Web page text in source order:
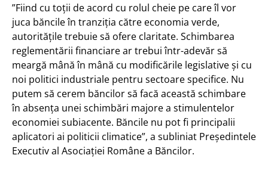
”Fiind cu toții de acord cu rolul cheie pe care îl vor
juca băncile în tranziția către economia verde,
autoritățile trebuie să ofere claritate. Schimbarea
reglementării financiare ar trebui într-adevăr să
meargă mână în mână cu modificările legislative și cu
noi politici industriale pentru sectoare specifice. Nu
putem să cerem băncilor să facă această schimbare
în absența unei schimbări majore a stimulentelor
economiei subiacente. Băncile nu pot fi principalii
aplicatori ai politicii climatice”, a subliniat Președintele
Executiv al Asociației Române a Băncilor.